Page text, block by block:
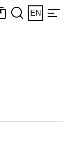
EN